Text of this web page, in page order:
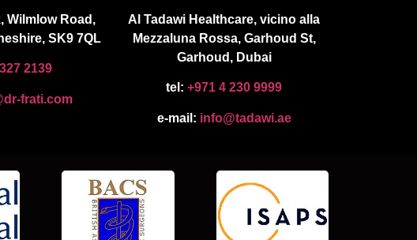
Wilmlow Road,
SK9 7QL
2139
frati.com
Al Tadawi Healthcare, vicino alla
Mezzaluna Rossa, Garhoud St,
Garhoud, Dubai
tel: +971 4 230 9999
e-mail: info@tadawi.ae